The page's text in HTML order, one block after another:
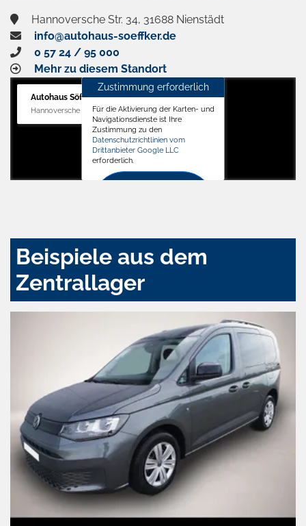
Hannoversche Str. 34, 31688 Nienstädt
info@autohaus-soeffker.de
0 57 24 / 95 000
Mehr zu diesem Standort
Autohaus Söffker GmbH
Hannoversche Str. 34, 31688 Nienstädt
Zustimmung erforderlich
Für die Aktivierung der Karten- und
Navigationsdienste ist Ihre
Zustimmung zu den
Datenschutzrichtlinien vom
Drittanbieter Google LLC
erforderlich.
Beispiele aus dem
Zentrallager